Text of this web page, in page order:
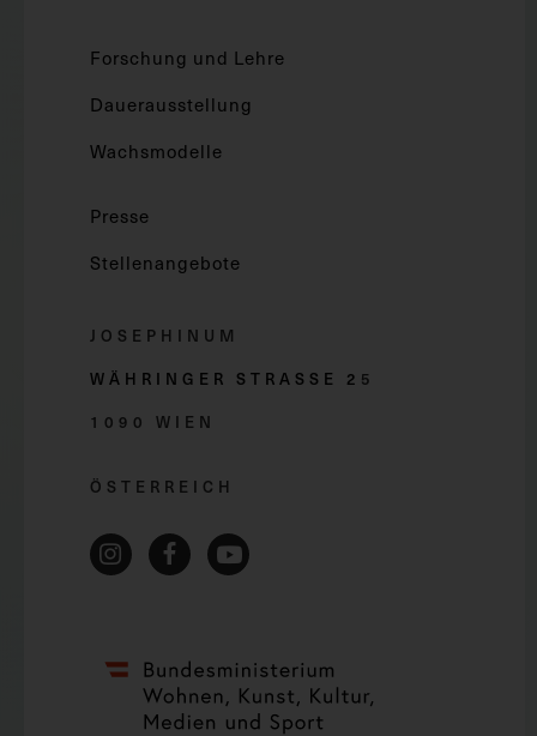
Forschung und Lehre
Dauerausstellung
Wachsmodelle
Presse
Stellenangebote
JOSEPHINUM
WÄHRINGER STRASSE 2 5
1090 WIEN
ÖSTERREICH